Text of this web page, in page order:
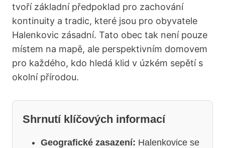
tvoří základní předpoklad pro zachování
kontinuity a tradic, které jsou pro obyvatele
Halenkovic zásadní. Tato obec tak není pouze
místem na mapě, ale perspektivním domovem
pro každého, kdo hledá klid v úzkém sepětí s
okolní přírodou.
Shrnutí klíčových informací
Geografické zasazení: Halenkovice se